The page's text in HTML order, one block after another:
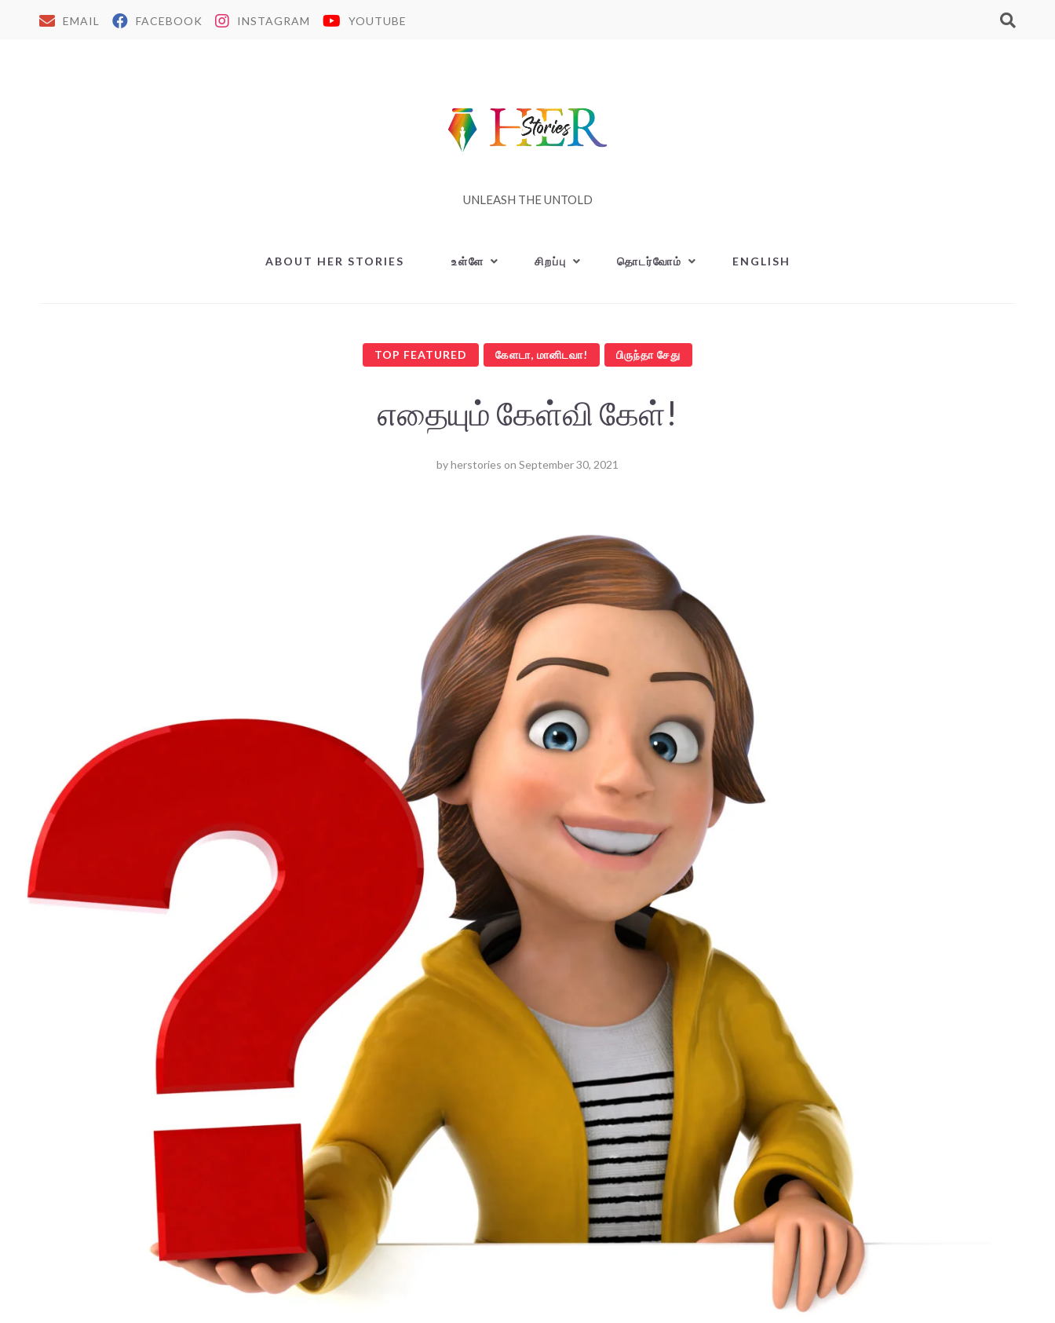
EMAIL FACEBOOK INSTAGRAM YOUTUBE
UNLEASH THE UNTOLD
ABOUT HER STORIES உள்ளே சிறப்பு தொடர்வோம் ENGLISH
TOP FEATURED கேளடா, மானிடவா! பிருந்தா சேது
எதையும் கேள்வி கேள்!
byherstories on September 30, 2021